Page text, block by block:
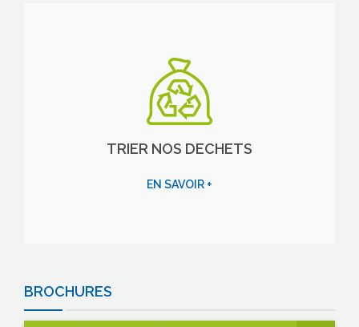
TRIER NOS DECHETS
EN SAVOIR +
BROCHURES